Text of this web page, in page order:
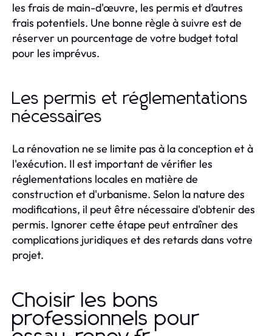
les frais de main-d'œuvre, les permis et d’autres
frais potentiels. Une bonne règle à suivre est de
réserver un pourcentage de votre budget total
pour les imprévus.
Les permis et réglementations
nécessaires
La rénovation ne se limite pas à la conception et à
l'exécution. Il est important de vérifier les
réglementations locales en matière de
construction et d'urbanisme. Selon la nature des
modifications, il peut être nécessaire d'obtenir des
permis. Ignorer cette étape peut entraîner des
complications juridiques et des retards dans votre
projet.
Choisir les bons
professionnels pour